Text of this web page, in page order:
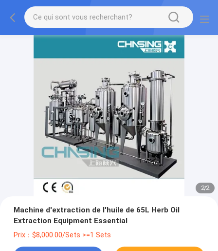
2/2
Machine d'extraction de l'huile de 65L Herb Oil
Extraction Equipment Essential
Prix：$8,000.00/Sets >=1 Sets